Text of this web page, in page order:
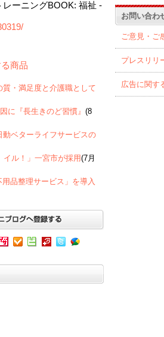
ーニングBOOK: 福祉 -
商品
・満足度と介護職として
に『長生きのど習慣』 (8
ベターライフサービスの
ル！」一宮市が採用(7月
品整理サービス」を導入
お問い合わ
ご意見・ご
プレスリリ
広告に関す